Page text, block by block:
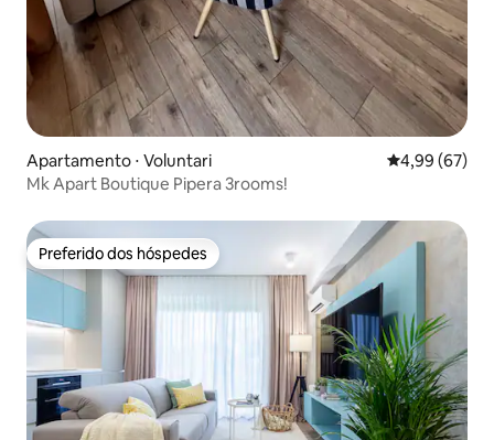
Apartamento ⋅ Voluntari 4,99 de uma
4,99 (67)
Mk Apart Boutique Pipera 3rooms!
Preferido dos hóspedes
Preferido dos hóspedes